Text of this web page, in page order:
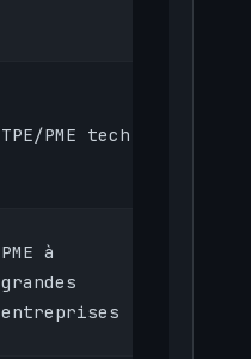
TPE/PME tech
PME à
grandes
entreprises